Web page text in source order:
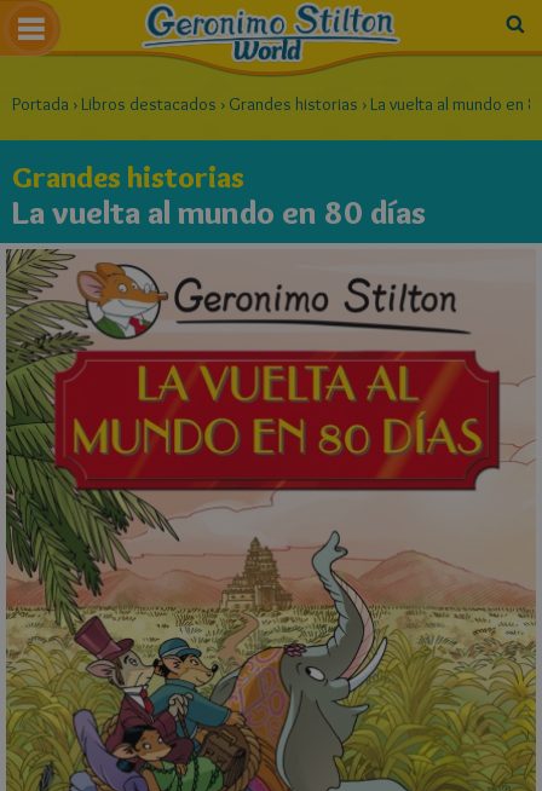
Portada › Libros destacados › Grandes historias › La vuelta al mundo en
Grandes historias
La vuelta al mundo en 80 días